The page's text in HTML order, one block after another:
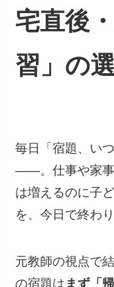
宅直後
習」の
毎日「宿題、い
——。仕事や家事
は増えるのに子
を、今日で終わ
元教師の視点で
の宿題は まず「